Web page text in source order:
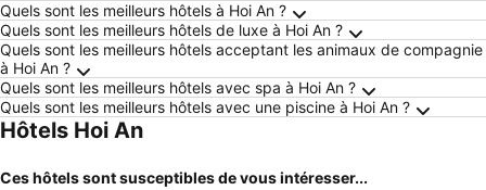
Quels sont les meilleurs hôtels à Hoi An ?
Quels sont les meilleurs hôtels de luxe à Hoi An ?
Quels sont les meilleurs hôtels acceptant les animaux de compagnie
à Hoi An ?
Quels sont les meilleurs hôtels avec spa à Hoi An ?
Quels sont les meilleurs hôtels avec une piscine à Hoi An ?
Hôtels Hoi An
Ces hôtels sont susceptibles de vous intéresser...